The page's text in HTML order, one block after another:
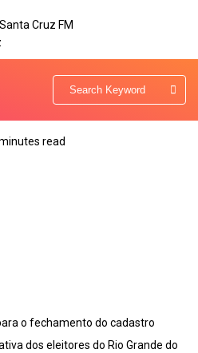
read
o fechamento do cadastro
dos eleitores do Rio Grande do